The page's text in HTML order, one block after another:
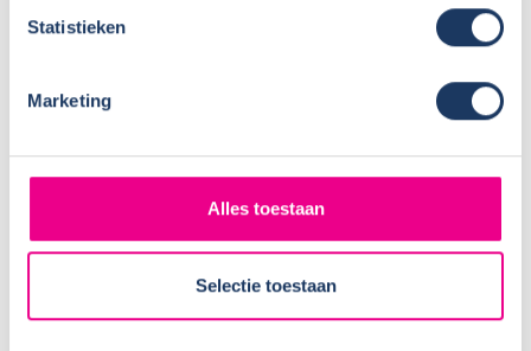
Statistieken
Marketing
Alles toestaan
Selectie toestaan
Vernieuwing wasplaats
Modeljaar ’26 van Dethleffs en Crosscamp is
Een frisse look voor ons terrein – het nieuwe
Sunlight maakt modeljaar 2026 bekend – dit is
er nieuw!